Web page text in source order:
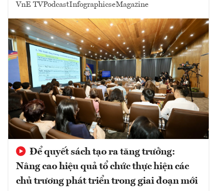
VnE TVPodcastInfographicseMagazine
Để quyết sách tạo ra tăng trưởng:
Nâng cao hiệu quả tổ chức thực hiện các
chủ trương phát triển trong giai đoạn mới